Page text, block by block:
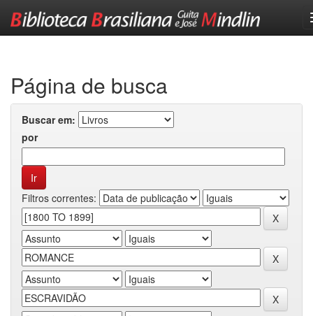
Página de busca
Buscar em:
por
Filtros correntes: